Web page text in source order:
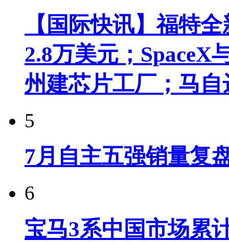
【国际快讯】福特
2.8万美元；SpaceX
州建芯片工厂；马
5
7月自主五强销量复
6
宝马3系中国市场累